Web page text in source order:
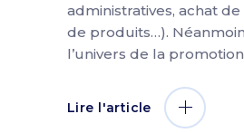
administratives, achat de
de produits…).
l’univers de la
Lire l'article